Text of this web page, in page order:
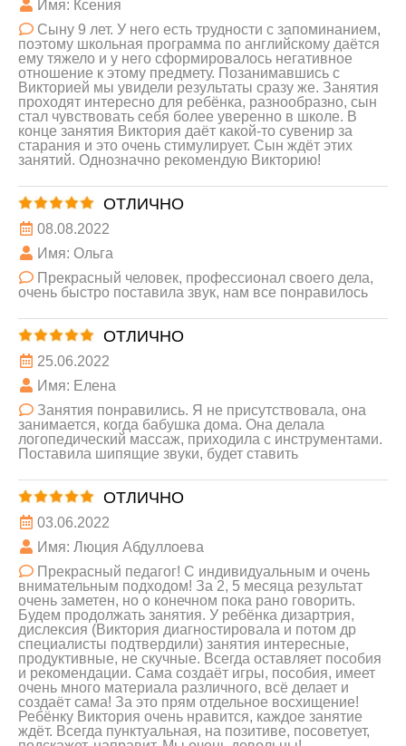
Имя: Ксения
Сыну 9 лет. У него есть трудности с запоминанием,
поэтому школьная программа по английскому даётся
ему тяжело и у него сформировалось негативное
отношение к этому предмету. Позанимавшись с
Викторией мы увидели результаты сразу же. Занятия
проходят интересно для ребёнка, разнообразно, сын
стал чувствовать себя более уверенно в школе. В
конце занятия Виктория даёт какой-то сувенир за
старания и это очень стимулирует. Сын ждёт этих
занятий. Однозначно рекомендую Викторию!
ОТЛИЧНО
08.08.2022
Имя: Ольга
Прекрасный человек, профессионал своего дела,
очень быстро поставила звук, нам все понравилось
ОТЛИЧНО
25.06.2022
Имя: Елена
Занятия понравились. Я не присутствовала, она
занимается, когда бабушка дома. Она делала
логопедический массаж, приходила с инструментами.
Поставила шипящие звуки, будет ставить
ОТЛИЧНО
03.06.2022
Имя: Люция Абдуллоева
Прекрасный педагог! С индивидуальным и очень
внимательным подходом! За 2, 5 месяца результат
очень заметен, но о конечном пока рано говорить.
Будем продолжать занятия. У ребёнка дизартрия,
дислексия (Виктория диагностировала и потом др
специалисты подтвердили) занятия интересные,
продуктивные, не скучные. Всегда оставляет пособия
и рекомендации. Сама создаёт игры, пособия, имеет
очень много материала различного, всё делает и
создаёт сама! За это прям отдельное восхищение!
Ребёнку Виктория очень нравится, каждое занятие
ждёт. Всегда пунктуальная, на позитиве, посоветует,